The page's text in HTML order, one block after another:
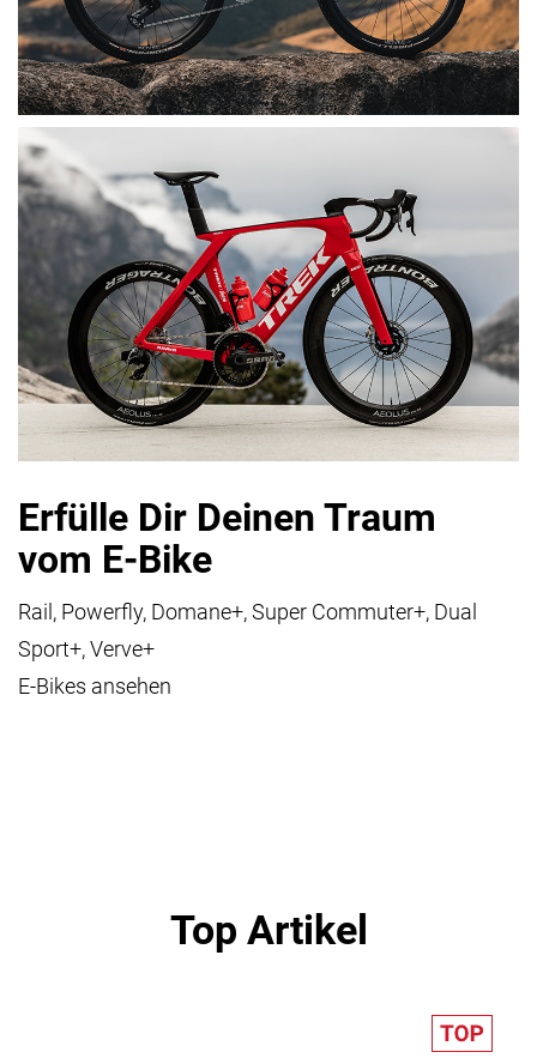
Erfülle Dir Deinen Traum
vom E-Bike
Rail, Powerfly, Domane+, Super Commuter+, Dual
Sport+, Verve+
E-Bikes ansehen
Top Artikel